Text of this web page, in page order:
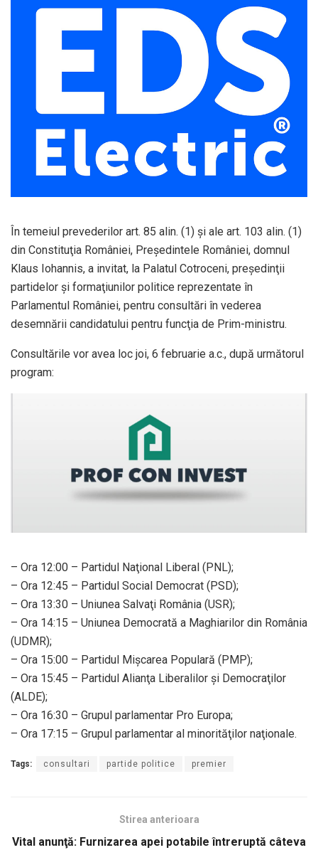
În temeiul prevederilor art. 85 alin. (1) şi ale art. 103 alin. (1)
din Constituţia României, Preşedintele României, domnul
Klaus Iohannis, a invitat, la Palatul Cotroceni, preşedinţii
partidelor şi formaţiunilor politice reprezentate în
Parlamentul României, pentru consultări în vederea
desemnării candidatului pentru funcţia de Prim-ministru.
Consultările vor avea loc joi, 6 februarie a.c., după următorul
program:
– Ora 12:00 – Partidul Naţional Liberal (PNL);
– Ora 12:45 – Partidul Social Democrat (PSD);
– Ora 13:30 – Uniunea Salvaţi România (USR);
– Ora 14:15 – Uniunea Democrată a Maghiarilor din România
(UDMR);
– Ora 15:00 – Partidul Mişcarea Populară (PMP);
– Ora 15:45 – Partidul Alianţa Liberalilor şi Democraţilor
(ALDE);
– Ora 16:30 – Grupul parlamentar Pro Europa;
– Ora 17:15 – Grupul parlamentar al minorităţilor naţionale.
Tags: consultari partide politice premier
Stirea anterioara
Vital anunţă: Furnizarea apei potabile întreruptă câteva